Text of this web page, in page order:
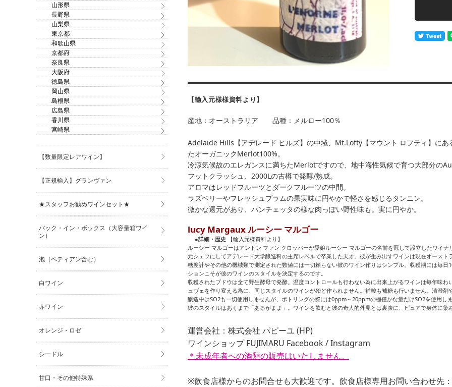
【輸入元様様資料より】
産地：オーストラリア 品種：メルロー100％
Adelaide Hills【アデレード ヒルズ】の中域、Mt.Lofty【マウント ロフティ】に
たオーガニックMerlot100%。
冷涼気候故のエレガンスに満ちたMerlotですので、地中海性気候で育つ大部分の
フットクラッシュ、2000Lの古樽で発酵/熟成。
アロマはレッドフルーツとダークフルーツの中間。
ラズベリーやフレッシュプラムの果実味に円やかで軽さを感じるタンニン。
微かな還元があり、パンチェッタの様な肉っぽい野性味も。実に円やか。
lucy Margaux ルーシー マルゴー
●詳細・歴史
【輸入元様資料より】
ルーシー マルゴーはアントン ファン クロッパーが愛娘ルーシー マルゴーの名前を冠して設立したワイナ
元シェフにしてアデレード大学醸造科の主席レベルで卒業した天才。彼が生み出すワインは現在オースト
糖度計やその他の機械類で測定された数値には一切頼らない彼のワイン作りはシンプル。収穫期には毎
ションこそが彼のワインのスタイルを決定するのです。
収穫されたブドウは全て野生酵母で発酵。温度コントロールも行わない為に出来上がるワインは毎年味
ュヴェを作り変える為に、同じスタイルのワインが殆ど作られません。補酸も補糖も行いません。清澄剤
醸造中はSO2も一切使用しませんが、ボトリングの際には0ppm～20ppmの極僅かな量だけSO2を使用しま
彼のスタイルはあくまで「あるがまま」。ワインを飲むと彼の奇人的外見とは裏腹に、ピュアで身体に染
運営会社：株式会社 パピーユ (HP)
ワインショップ FUJIMARU Facebook/Instagram
＊未成年者への酒類の販売はいたしません。
※飲食店様からのお問合せも大歓迎です。飲食店様専用お問い合わせ先
山形県
長野県
山梨県
東京都
和歌山県
京都府
奈良県
大阪府
徳島県
岡山県
島根県
広島県
香川県
宮崎県
【数量限定レアワイン】
【正規輸入】グランヴァン
★スタッフお勧めワインセット★
バック・イン・ボックス（大容量箱ワイ
ン）
泡（ペティアン含む）
白ワイン
赤ワイン
オレンジ・ロゼ
シードル
甘口・その他特殊系